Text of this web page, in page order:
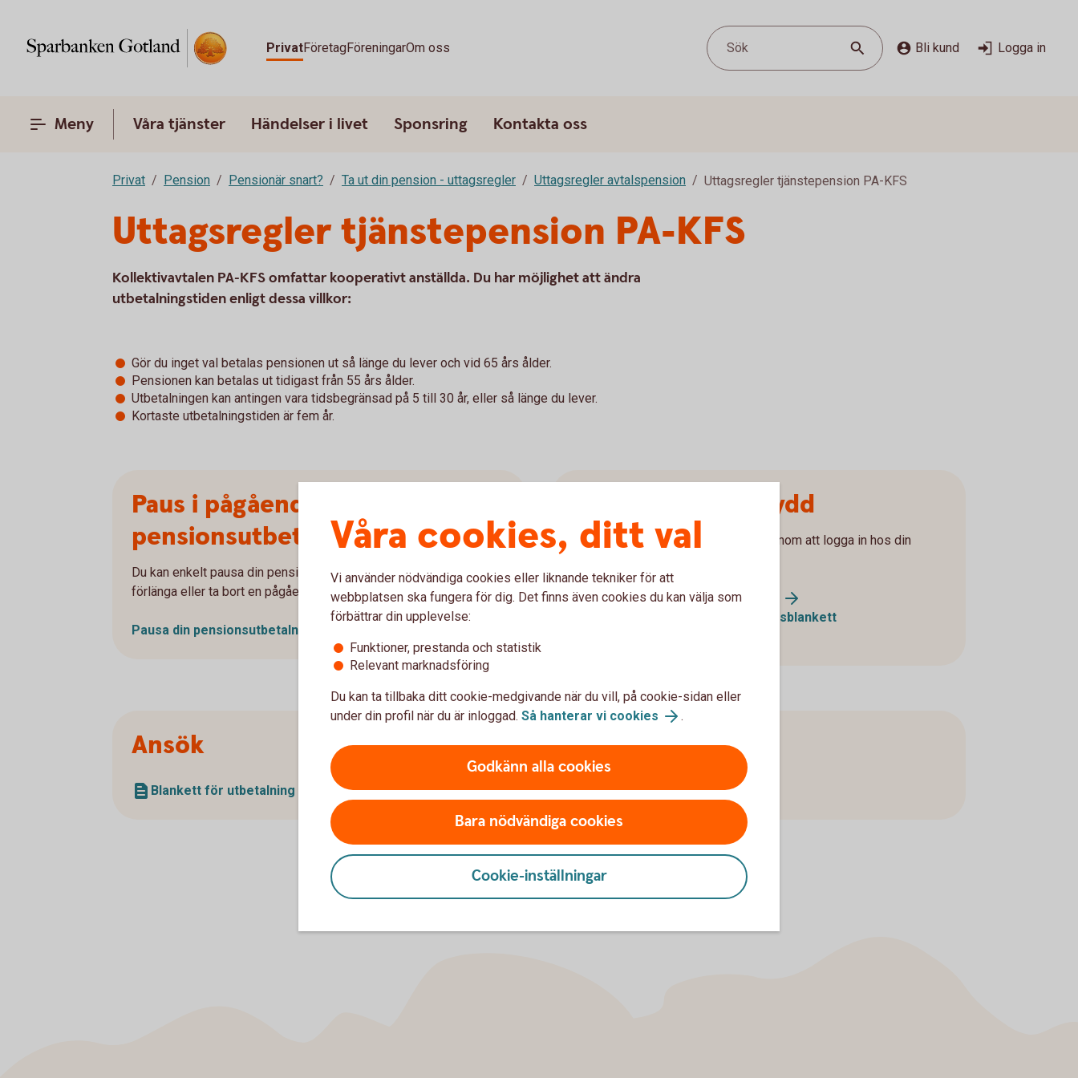
PrivatFöretagFöreningarOm oss Sök Bli kund Logga in
Meny Våra tjänster Händelser i livet Sponsring Kontakta oss
Privat Pension Pensionär snart? Ta ut din pension - uttagsregler Uttagsregler avtalspension Uttagsregler tjänstepension PA-KFS
Uttagsregler tjänstepension PA-KFS
Kollektivavtalen PA-KFS omfattar kooperativt anställda. Du har möjlighet att ändra
utbetalningstiden enligt dessa villkor:
Gör du inget val betalas pensionen ut så länge du lever och vid 65 års ålder.
Pensionen kan betalas ut tidigast från 55 års ålder.
Utbetalningen kan antingen vara tidsbegränsad på 5 till 30 år, eller så länge du lever.
Kortaste utbetalningstiden är fem år.
Paus i pågående
pensionsutbetalning
Du kan enkelt pausa din pensionsutbetalning och även förkorta,
förlänga eller ta bort en pågående paus.
Pausa din pensionsutbetalning
Återbetalningsskydd
Du kan ändra återbetalningsskydd genom att logga in hos din
Behöver du återbetalningsskydd?
Ändra återbetalningsskydd (omvalsblankett
Ansök
Blankett för utbetalning (pdf)
Våra cookies, ditt val
Vi använder nödvändiga cookies eller liknande tekniker för att
webbplatsen ska fungera för dig. Det finns även cookies du kan välja som
förbättrar din upplevelse:
Funktioner, prestanda och statistik
Relevant marknadsföring
Du kan ta tillbaka ditt cookie-medgivande när du vill, på cookie-sidan eller
under din profil när du är inloggad. Så hanterar vi cookies .
Godkänn alla cookies
Bara nödvändiga cookies
Cookie-inställningar